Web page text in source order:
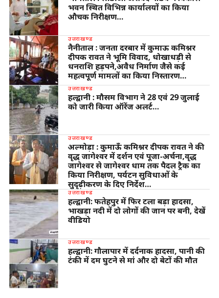
भवन स्थित विभिन्न कार्यालयों का किया
औचक निरीक्षण…
उत्तराखण्ड
नैनीताल : जनता दरबार में कुमाऊ कमिश्नर
दीपक रावत ने भूमि विवाद, धोखाधड़ी से
धनराशि हड़पने,अवैध निर्माण जैसे कई
महत्वपूर्ण मामलों का किया निस्तारण…
उत्तराखण्ड
हल्द्वानी : मौसम विभाग ने 28 एवं 29 जुलाई
को जारी किया ऑरेंज अलर्ट…
उत्तराखण्ड
अल्मोड़ा : कुमाऊँ कमिश्नर दीपक रावत ने की
वृद्ध जागेश्वर में दर्शन एवं पूजा-अर्चना,वृद्ध
जागेश्वर से जागेश्वर धाम तक पैदल ट्रैक का
किया निरीक्षण, पर्यटन सुविधाओं के
सुदृढ़ीकरण के दिए निर्देश…
उत्तराखण्ड
हल्द्वानी: फतेहपुर में फिर टला बड़ा हादसा,
भाखड़ा नदी में दो लोगों की जान पर बनी, देखें
वीडियो
उत्तराखण्ड
हल्द्वानी: गौलापार में दर्दनाक हादसा, पानी की
टंकी में दम घुटने से मां और दो बेटों की मौत